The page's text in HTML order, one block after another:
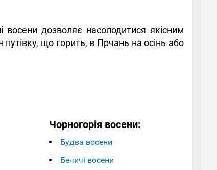
восени дозволяє насолодитися якісним
що горить, в Прчань на осінь або
Чорногорія восени:
Будва восени
Бечичі восени